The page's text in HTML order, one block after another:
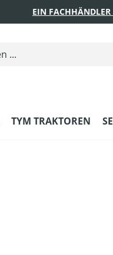
EIN FACHHÄNDLER
TYM TRAKTOREN